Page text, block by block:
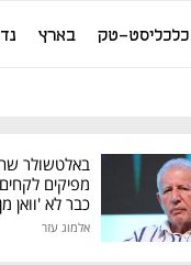
כלכליסט-טק בארץ
באלטשולר
מפיקים
כבר לא 'וואן
של גילעד"
אלמוג עזר